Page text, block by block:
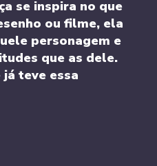
se inspira no que
ou filme, ela
personagem e
que as dele.
teve essa